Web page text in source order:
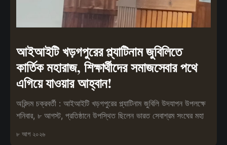
আইআইটি খড়গপুরের প্ল্যাটিনাম জুবিলিতে
কার্তিক মহারাজ, শিক্ষার্থীদের সমাজসেবার পথে
এগিয়ে যাওয়ার আহ্বান!
অরিন্দম চক্রবর্তী : আইআইটি খড়গপুরের প্ল্যাটিনাম জুবিলি উদযাপন উপলক্ষে
শনিবার, ৮ আগস্ট, প্রতিষ্ঠানে উপস্থিত ছিলেন ভারত সেবাশ্রম সংঘের মহা
৮ আগ ২০২৬